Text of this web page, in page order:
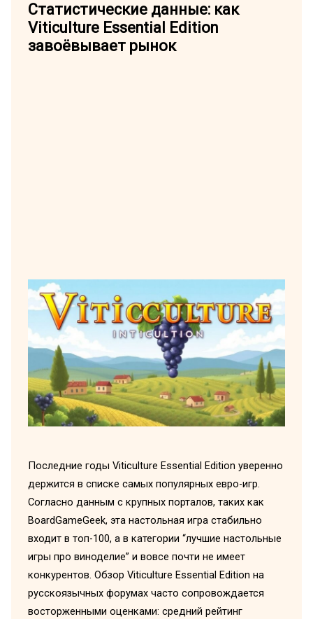
Статистические данные: как
Viticulture Essential Edition
завоёвывает рынок
Последние годы Viticulture Essential Edition уверенно
держится в списке самых популярных евро-игр.
Согласно данным с крупных порталов, таких как
BoardGameGeek, эта настольная игра стабильно
входит в топ-100, а в категории “лучшие настольные
игры про виноделие” и вовсе почти не имеет
конкурентов. Обзор Viticulture Essential Edition на
русскоязычных форумах часто сопровождается
восторженными оценками: средний рейтинг